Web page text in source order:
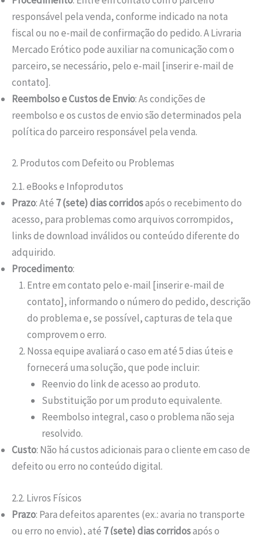
responsável pela venda, conforme indicado na nota
fiscal ou no e-mail de confirmação do pedido. A Livraria
Mercado Erótico pode auxiliar na comunicação com o
parceiro, se necessário, pelo e-mail [inserir e-mail de
contato].
Reembolso e Custos de Envio: As condições de
reembolso e os custos de envio são determinados pela
política do parceiro responsável pela venda.
2. Produtos com Defeito ou Problemas
2.1. eBooks e Infoprodutos
Prazo: Até 7 (sete) dias corridosapós o recebimento do
acesso, para problemas como arquivos corrompidos,
links de download inválidos ou conteúdo diferente do
adquirido.
Procedimento:
Entre em contato pelo e-mail [inserir e-mail de
contato], informando o número do pedido, descrição
do problema e, se possível, capturas de tela que
comprovem o erro.
Nossa equipe avaliará o caso em até 5 dias úteis e
fornecerá uma solução, que pode incluir:
Reenvio do link de acesso ao produto.
Substituição por um produto equivalente.
Reembolso integral, caso o problema não seja
resolvido.
Custo: Não há custos adicionais para o cliente em caso de
defeito ou erro no conteúdo digital.
2.2. Livros Físicos
Prazo: Para defeitos aparentes (ex.: avaria no transporte
ou erro no envio), até 7 (sete) dias corridosapós o